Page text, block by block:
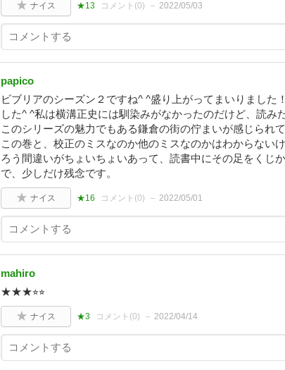
ナイス ★13 コメント(0) 2022/05/03
papico
ビブリアのシーズン２ですね^ ^盛り上がってまいりました
した^ ^私は横溝正史には馴染みがなかったのだけど、読み
このシリーズの魅力でもある鎌倉の街の佇まいが感じられ
この巻と、校正のミスなのか他のミスなのかはわからない
ろう間違いがちょいちょいあって、読書中にその足をくじ
で、少しだけ残念です。
ナイス ★16 コメント(0) 2022/05/01
mahiro
★★★⭐︎⭐︎
ナイス ★3 コメント(0) 2022/04/14